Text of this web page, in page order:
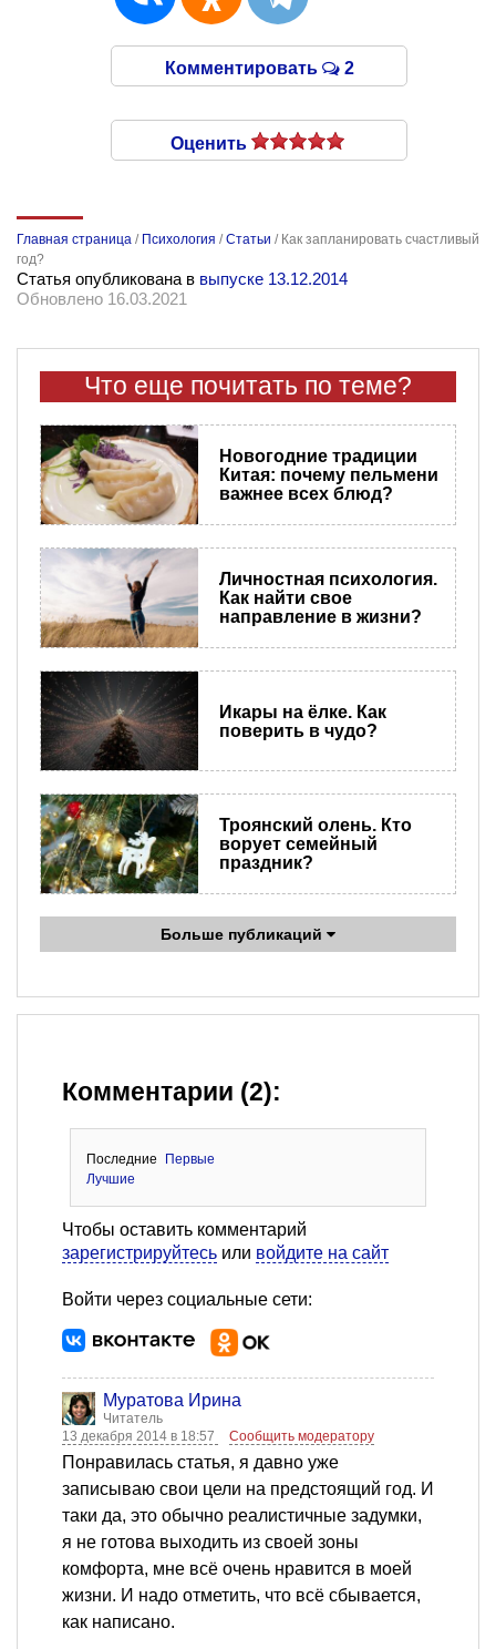
Комментировать 2
Оценить
Главная страница / Психология /Статьи / Как запланировать счастливый
год?
Статья опубликована в выпуске 13.12.2014
Обновлено 16.03.2021
Что еще почитать по теме?
Новогодние традиции
Китая: почему пельмени
важнее всех блюд?
Личностная психология.
Как найти свое
направление в жизни?
Икары на ёлке. Как
поверить в чудо?
Троянский олень. Кто
ворует семейный
праздник?
Больше публикаций
Комментарии (2):
Последние
Первые
Лучшие
Чтобы оставить комментарий
зарегистрируйтесь или войдите на сайт
Войти через социальные сети:
Муратова Ирина
Читатель
13 декабря 2014 в 18:57
Сообщить модератору
Понравилась статья, я давно уже
записываю свои цели на предстоящий год. И
таки да, это обычно реалистичные задумки,
я не готова выходить из своей зоны
комфорта, мне всё очень нравится в моей
жизни. И надо отметить, что всё сбывается,
как написано.